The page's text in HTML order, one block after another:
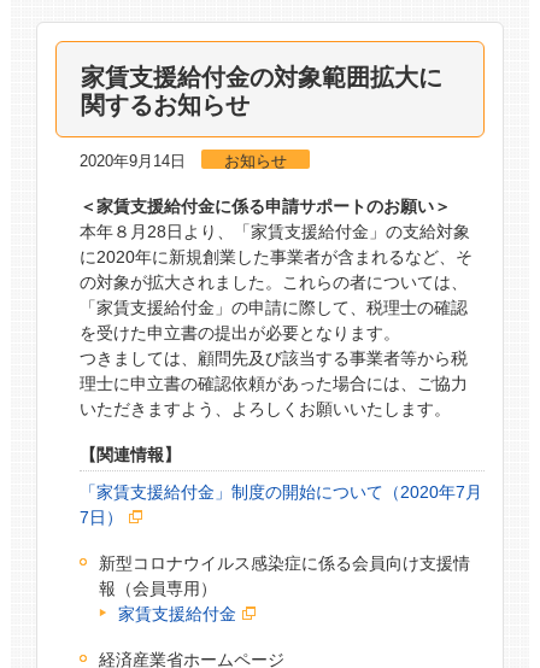
家賃支援給付金の対象範囲拡大に
関するお知らせ
2020年9月14日 お知らせ
＜家賃支援給付金に係る申請サポートのお願い＞
本年８月28日より、「家賃支援給付金」の支給対象
に2020年に新規創業した事業者が含まれるなど、そ
の対象が拡大されました。これらの者については、
「家賃支援給付金」の申請に際して、税理士の確認
を受けた申立書の提出が必要となります。
つきましては、顧問先及び該当する事業者等から税
理士に申立書の確認依頼があった場合には、ご協力
いただきますよう、よろしくお願いいたします。
【関連情報】
「家賃支援給付金」制度の開始について（2020年7月
7日）
新型コロナウイルス感染症に係る会員向け支援情
報（会員専用）
家賃支援給付金
経済産業省ホームページ